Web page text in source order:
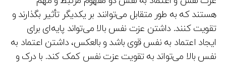
هستند که به طور متقابل می‌توانند بر یکدیگر تأثیر بگذارند و
تقویت کنند. داشتن عزت نفس بالا می‌تواند پایه‌ای برای
ایجاد اعتماد به نفس قوی باشد و بالعکس، داشتن اعتماد به
نفس بالا می‌تواند به تقویت عزت نفس کمک کند. با درک و